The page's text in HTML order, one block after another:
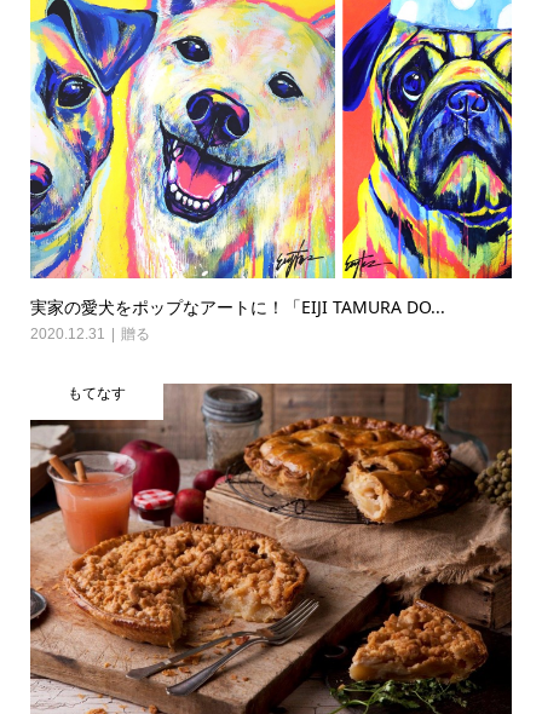
実家の愛犬をポップなアートに！「EIJI TAMURA DO...
2020.12.31 贈る
もてなす